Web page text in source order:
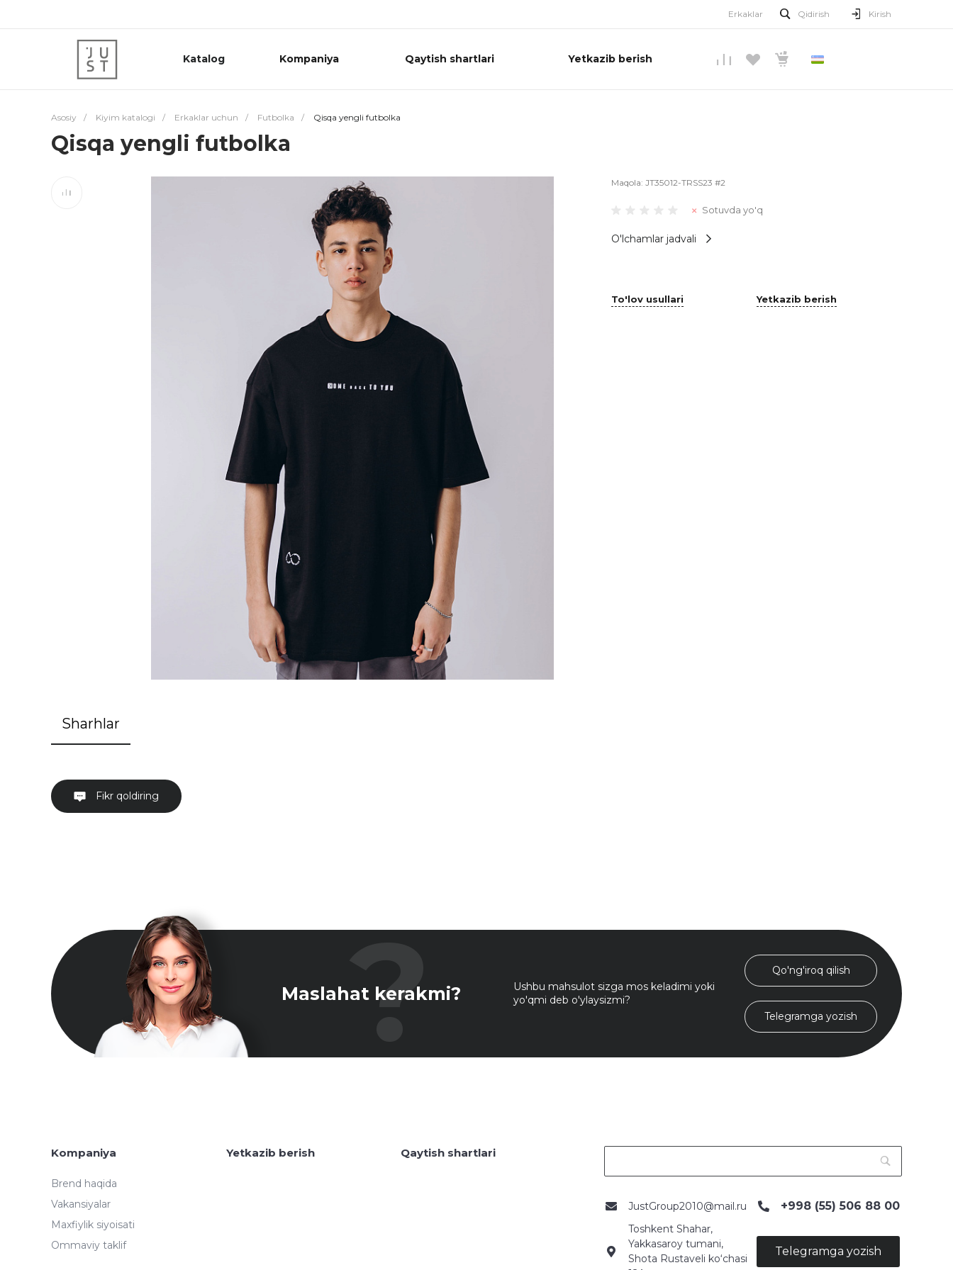
Erkaklar Qidirish Kirish
Katalog Kompaniya Qaytish shartlari Yetkazib berish
Asosiy / Kiyim katalogi / Erkaklar uchun / Futbolka / Qisqa yengli futbolka
Qisqa yengli futbolka
Maqola: JT35012-TRSS23 #2
Sotuvda yo'q
O'lchamlar jadvali
To'lov usullari Yetkazib berish
Sharhlar
Fikr qoldiring
Maslahat kerakmi?
Ushbu mahsulot sizga mos keladimi yoki
yo'qmi deb o'ylaysizmi?
Qo'ng'iroq qilish
Telegramga yozish
Kompaniya
Brend haqida
Vakansiyalar
Maxfiylik siyoisati
Ommaviy taklif
Yetkazib berish Qaytish shartlari
JustGroup2010@mail.ru +998 (55) 506 88 00
Toshkent Shahar,
Yakkasaroy tumani,
Shota Rustaveli ko‘chasi
Telegramga yozish